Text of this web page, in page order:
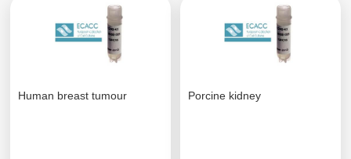
Human breast tumour Porcine kidney